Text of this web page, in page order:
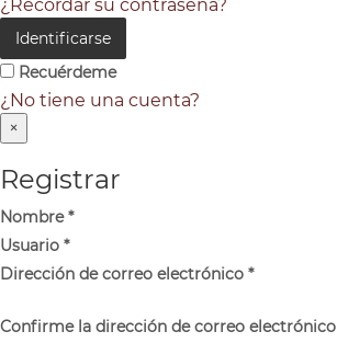
¿Recordar su contraseña?
Identificarse
Recuérdeme
¿No tiene una cuenta?
×
Registrar
Nombre*
Usuario *
Dirección de correo electrónico *
Confirme la dirección de correo electrónico